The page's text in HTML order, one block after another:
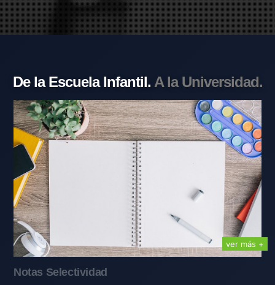
De la Escuela Infantil. A la Universidad.
ver más +
Notas Selectividad